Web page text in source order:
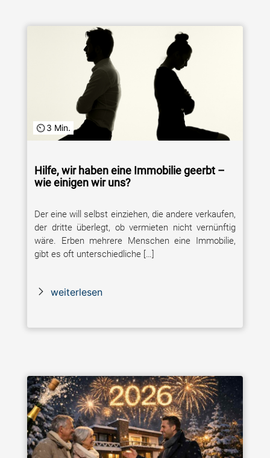
3 Min.
Hilfe, wir haben eine Immobilie geerbt –
wie einigen wir uns?
Der eine will selbst einziehen, die andere verkaufen,
der dritte überlegt, ob vermieten nicht vernünftig
wäre. Erben mehrere Menschen eine Immobilie,
gibt es oft unterschiedliche […]
weiterlesen